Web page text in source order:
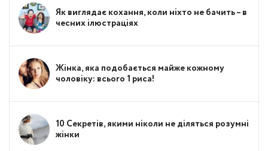
Як виглядає кохання, коли ніхто не бачить – в
чесних ілюстраціях
Жінка, яка подобається майже кожному
чоловіку: всього 1 риса!
10 Секретів, якими ніколи не діляться розумні
жінки